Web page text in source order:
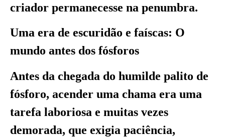
criador permanecesse na penumbra.
Uma era de escuridão e faíscas: O
mundo antes dos fósforos
Antes da chegada do humilde palito de
fósforo, acender uma chama era uma
tarefa laboriosa e muitas vezes
demorada, que exigia paciência,